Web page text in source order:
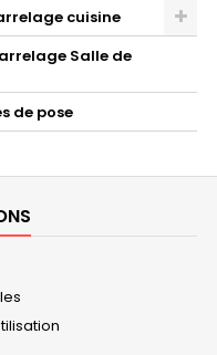
cuisine
Salle de
de pose